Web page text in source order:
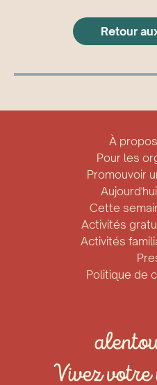
Retour
À
Pour les
Promouvoir
Cette
Activités
Activités
Politique de